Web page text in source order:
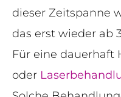
dieser Zeitspanne
das erst wieder ab
Für eine dauerhaft
oder